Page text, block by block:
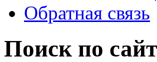
Обратная связь
Поиск по